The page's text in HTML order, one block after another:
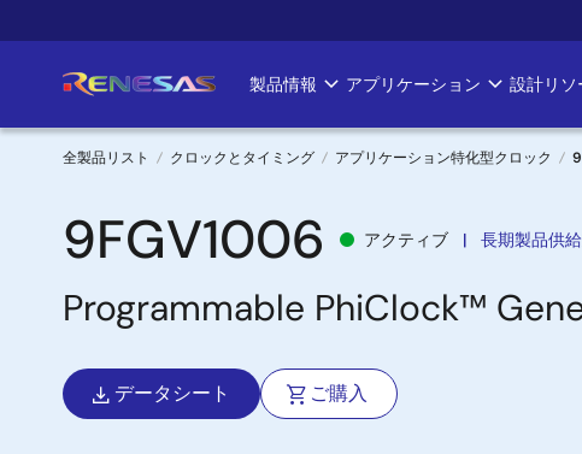
イ
ン
Main
navigation
製品情報 アプリケーション 設計リソ
パ
ン
く
ず
全製品リスト クロックとタイミング アプリケーション特化型クロック
9FGV1006 アクティブ 長期製品供
Programmable PhiClock™
データシート ご購入